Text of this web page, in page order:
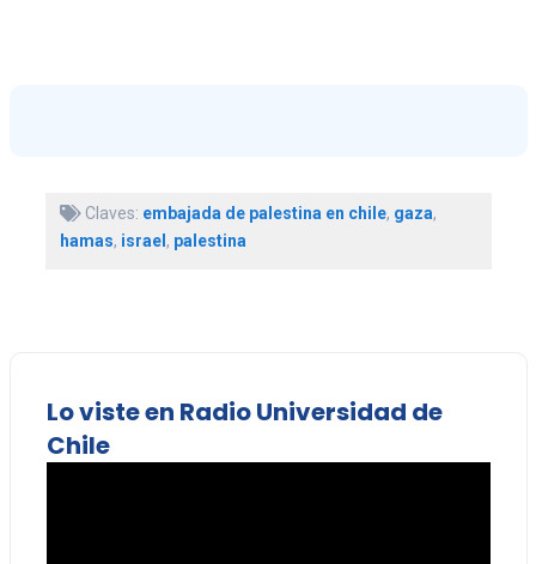
Claves: embajada de palestina en chile, gaza,
hamas, israel, palestina
Lo viste en Radio Universidad de
Chile